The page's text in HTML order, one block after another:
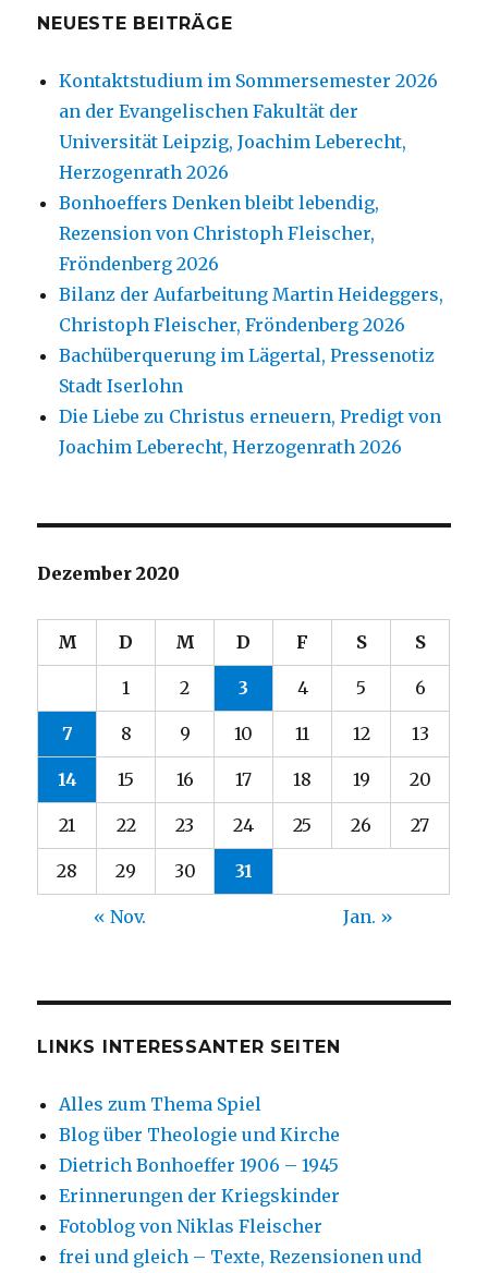
NEUESTE BEITRÄGE
Kontaktstudium im Sommersemester 2026
an der Evangelischen Fakultät der
Universität Leipzig, Joachim Leberecht,
Herzogenrath 2026
Bonhoeffers Denken bleibt lebendig,
Rezension von Christoph Fleischer,
Fröndenberg 2026
Bilanz der Aufarbeitung Martin Heideggers,
Christoph Fleischer, Fröndenberg 2026
Bachüberquerung im Lägertal, Pressenotiz
Stadt Iserlohn
Die Liebe zu Christus erneuern, Predigt von
Joachim Leberecht, Herzogenrath 2026
Dezember 2020
M D M D F S S
1 2 3 4 5 6
7 8 9 10 11 12 13
14 15 16 17 18 19 20
21 22 23 24 25 26 27
28 29 30 31
« Nov. Jan. »
LINKS INTERESSANTER SEITEN
Alles zum Thema Spiel
Blog über Theologie und Kirche
Dietrich Bonhoeffer 1906 – 1945
Erinnerungen der Kriegskinder
Fotoblog von Niklas Fleischer
frei und gleich – Texte, Rezensionen und